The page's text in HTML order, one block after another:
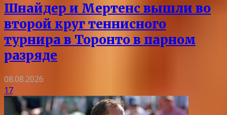
Шнайдер и Мертенс вышли во
второй круг теннисного
турнира в Торонто в парном
разряде
08.08.2026
17